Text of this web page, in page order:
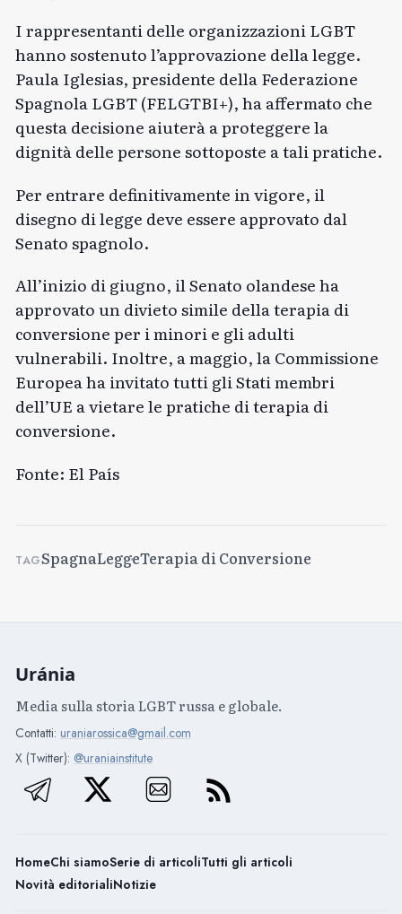
I rappresentanti delle organizzazioni LGBT
hanno sostenuto l’approvazione della legge.
Paula Iglesias, presidente della Federazione
Spagnola LGBT (FELGTBI+), ha affermato che
questa decisione aiuterà a proteggere la
dignità delle persone sottoposte a tali pratiche.
Per entrare definitivamente in vigore, il
disegno di legge deve essere approvato dal
Senato spagnolo.
All’inizio di giugno, il Senato olandese ha
approvato un divieto simile della terapia di
conversione per i minori e gli adulti
vulnerabili. Inoltre, a maggio, la Commissione
Europea ha invitato tutti gli Stati membri
dell’UE a vietare le pratiche di terapia di
conversione.
Fonte: El País
TAGSpagnaLeggeTerapia di Conversione
Uránia
Media sulla storia LGBT russa e globale.
Contatti: uraniarossica@gmail.com
X (Twitter): @uraniainstitute
HomeChi siamoSerie di articoliTutti gli articoli
Novità editorialiNotizie